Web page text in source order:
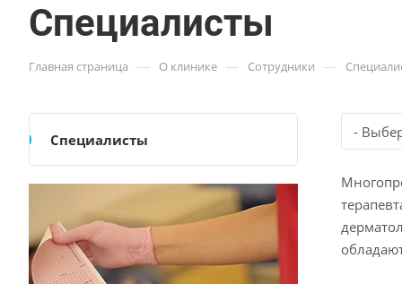
Специалисты
Главная страница — О клинике — Сотрудники —
-
Специалисты